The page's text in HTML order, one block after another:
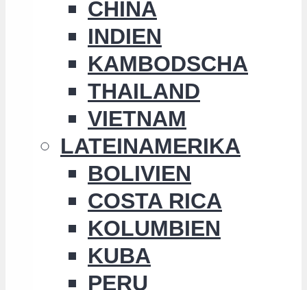
CHINA
INDIEN
KAMBODSCHA
THAILAND
VIETNAM
LATEINAMERIKA
BOLIVIEN
COSTA RICA
KOLUMBIEN
KUBA
PERU